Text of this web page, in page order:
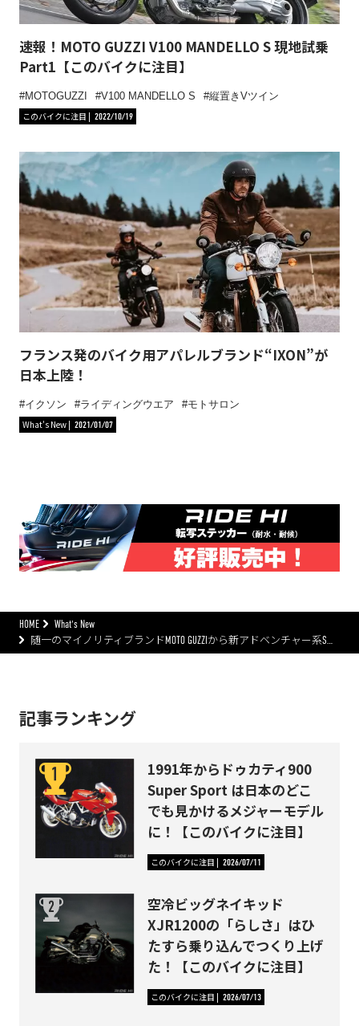
速報！MOTO GUZZI V100 MANDELLO S 現地試乗
Part1【このバイクに注目】
MOTOGUZZI V100 MANDELLO S
縦置きVツイン
このバイクに注目
2022/10/19
フランス発のバイク用アパレルブランド“IXON”が
日本上陸！
イクソン ライディングウエア
モトサロン
What's New
2021/01/07
HOME
What's New
随一のマイノリティブランドMOTO GUZZIから新アドベンチャー系S…
記事ランキング
1991年からドゥカティ900
Super Sport は日本のどこ
でも見かけるメジャーモデル
に！【このバイクに注目】
このバイクに注目 2026/07/11
空冷ビッグネイキッド
XJR1200の「らしさ」はひ
たすら乗り込んでつくり上げ
た！【このバイクに注目】
このバイクに注目 2026/07/13